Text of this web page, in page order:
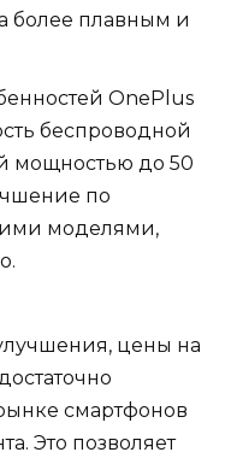
более плавным и
OnePlus
беспроводной
мощностью до 50
по
моделями,
цены на
смартфонов
Это позволяет